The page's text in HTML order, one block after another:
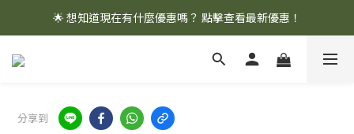
🌟 想知道現在有什麼優惠嗎？ 點擊查看最新優惠！
🌟 想知道現在有什麼優惠嗎？ 點擊查看最新優惠！
全館消費滿 $1,000 即享免運優惠
分享到